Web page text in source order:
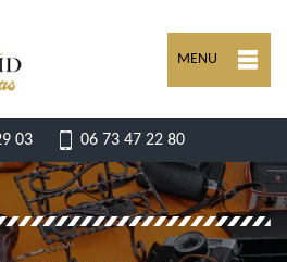
MENU
03 06 73 47 22 80